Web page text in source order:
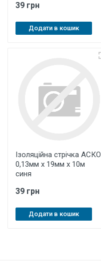
39 грн
Додати в кошик
Ізоляційна стрічка АСКО
0,13мм х 19мм х 10м
синя
39 грн
Додати в кошик